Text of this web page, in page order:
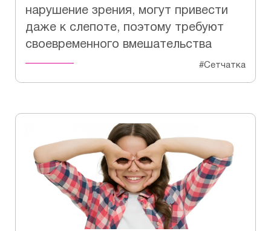
нарушение зрения, могут привести
даже к слепоте, поэтому требуют
своевременного вмешательства
#Сетчатка